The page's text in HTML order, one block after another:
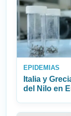
EPIDEMIAS
Italia y
del Nilo en